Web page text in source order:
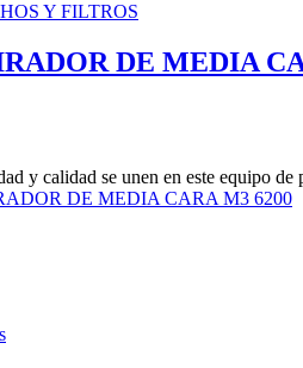
Y FILTROS
DE MEDIA
y calidad se unen en este equipo